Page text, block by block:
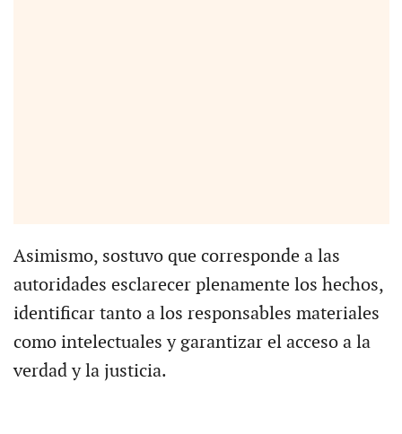
Asimismo, sostuvo que corresponde a las
autoridades esclarecer plenamente los hechos,
identificar tanto a los responsables materiales
como intelectuales y garantizar el acceso a la
verdad y la justicia.